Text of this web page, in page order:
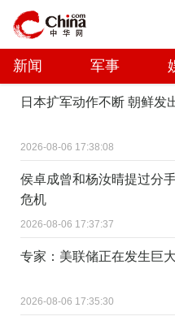
新闻 军事
日本扩军动作不断 朝鲜发
2026-08-06 17:38:08
侯卓成曾和杨汝晴提过分
危机
2026-08-06 17:37:37
专家：美联储正在发生巨
2026-08-06 17:35:30